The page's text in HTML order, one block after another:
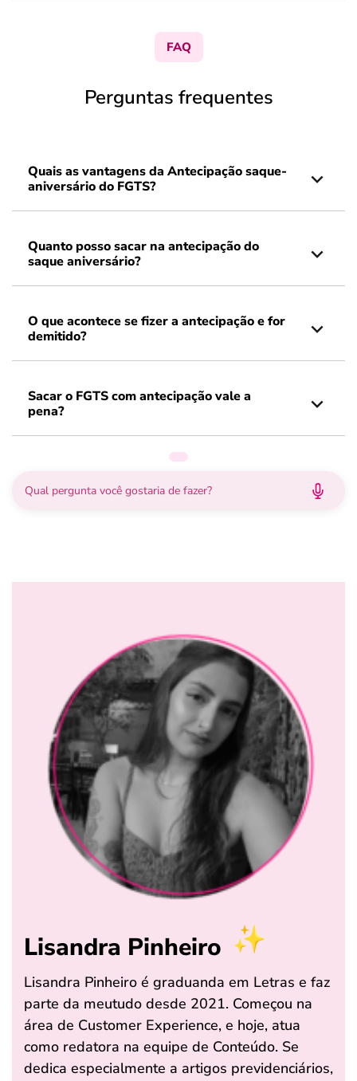
FAQ
Perguntas frequentes
Quais as vantagens da Antecipação saque-
aniversário do FGTS?
Quanto posso sacar na antecipação do
saque aniversário?
O que acontece se fizer a antecipação e for
demitido?
Sacar o FGTS com antecipação vale a
pena?
Lisandra Pinheiro
Lisandra Pinheiro é graduanda em Letras e faz
parte da meutudo desde 2021. Começou na
área de Customer Experience, e hoje, atua
como redatora na equipe de Conteúdo. Se
dedica especialmente a artigos previdenciários,